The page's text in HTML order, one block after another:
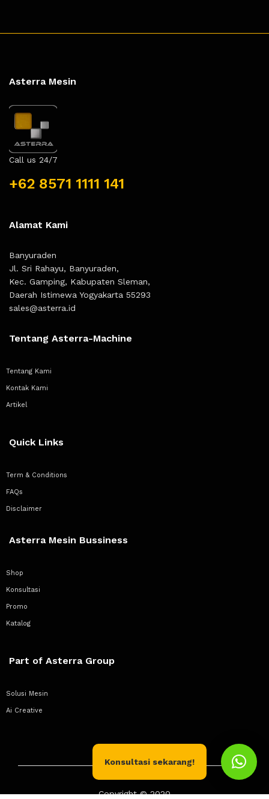
Asterra Mesin
Call us 24/7
+62 8571 1111 141
Alamat Kami
Banyuraden
Jl. Sri Rahayu, Banyuraden,
Kec. Gamping, Kabupaten Sleman,
Daerah Istimewa Yogyakarta 55293
sales@asterra.id
Tentang Asterra-Machine
Tentang Kami
Kontak Kami
Artikel
Quick Links
Term & Conditions
FAQs
Disclaimer
Asterra Mesin Bussiness
Shop
Konsultasi
Promo
Katalog
Part of Asterra Group
Solusi Mesin
Ai Creative
Copyright © 2020
Konsultasi sekarang!